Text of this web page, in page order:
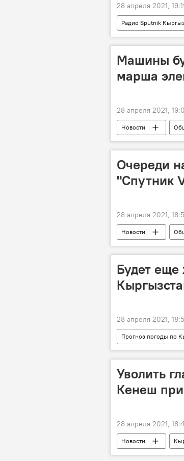
28 апреля 2021,
Радио Sputnik
молодежь
Машины
марша
28 апреля 2021,
Новости
Бишкек
Очереди
"Спутник
28 апреля 2021,
Новости
вакцинация
Будет
28 апреля 2021,
Прогноз погоды по
прогноз погоды
Уволить
Кенеш
28 апреля 2021,
Новости
Алымкадыр